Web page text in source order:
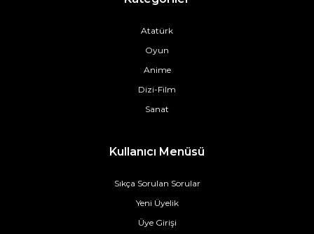
Atatürk
Oyun
Anime
Dizi-Film
Sanat
Kullanıcı Menüsü
Sıkça Sorulan Sorular
Yeni Üyelik
Üye Girişi